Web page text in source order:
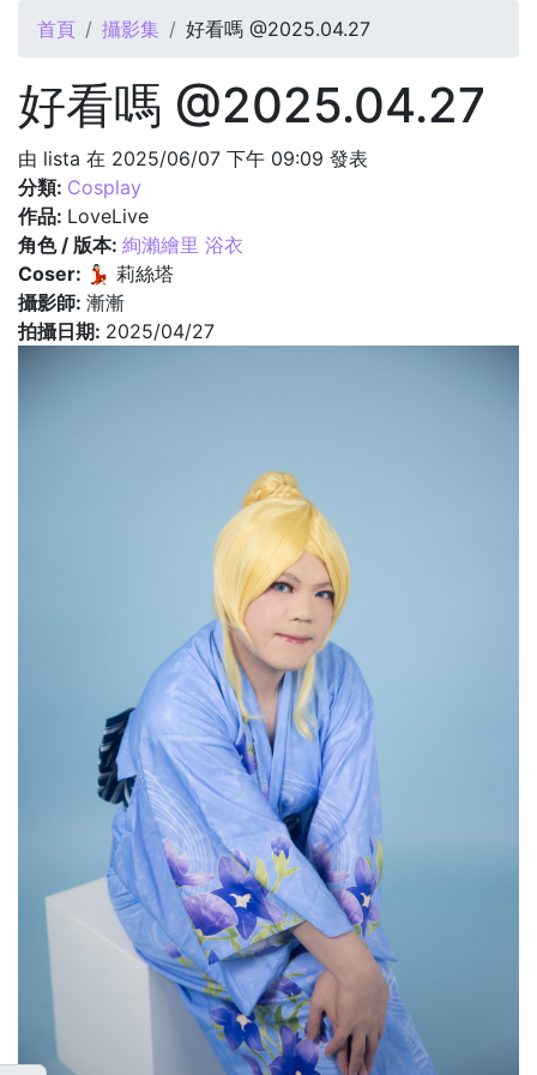
您在這裡
首頁 攝影集 好看嗎 @2025.04.27
好看嗎 @2025.04.27
由 lista 在 2025/06/07 下午 09:09 發表
分類: Cosplay
作品: LoveLive
角色 / 版本: 絢瀨繪里 浴衣
Coser: 💃🏻 莉絲塔
攝影師: 漸漸
拍攝日期: 2025/04/27